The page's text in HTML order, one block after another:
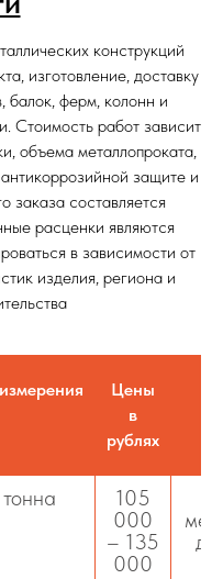
конструкций
изготовление, доставку
балок, ферм, колонн и
Стоимость работ зависит
объема металлопроката,
защите и
заказа составляется
расценки являются
в зависимости от
изделия, региона и
Цены
в
рублях
тонна
105
000
– 135
000